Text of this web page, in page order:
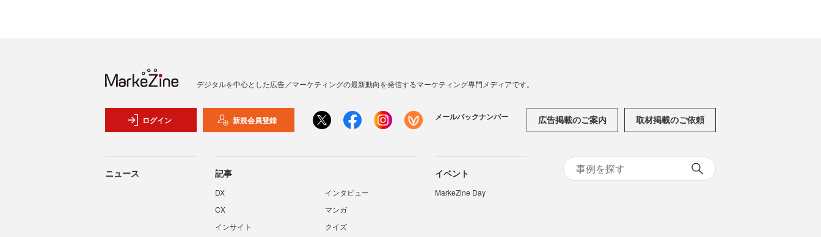
デジタルを中心とした広告／マーケティングの最新動向を発信するマーケティング専門メディアです。
ログイン 新規会員登録 メールバックナンバー 広告掲載のご案内 取材掲載のご依頼
ニュース 記事
DX
インタビュー
CX
マンガ
インサイト
クイズ
イベント
MarkeZine Day